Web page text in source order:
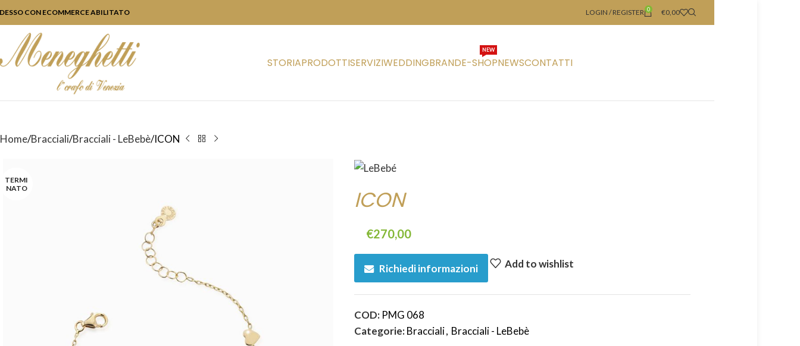
CON ECOMMERCE ABILITATO LOGIN / REGISTER 0 €0,00
STORIAPRODOTTISERVIZIWEDDINGBRANDE-SHOP
NEW
NEWSCONTATTI
Home Bracciali Bracciali - LeBebè ICON
TERMI
NATO
ICON
€270,00
Richiedi informazioni Add to wishlist
COD: PMG 068
Categorie:Bracciali, Bracciali - LeBebè